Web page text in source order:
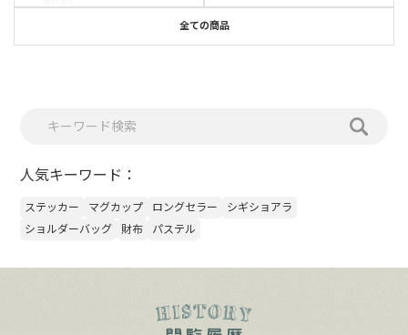
全ての商品
人気キーワード：
ステッカー マグカップ ロングセラー
シギショアラ
ショルダーバッグ
財布 パステル